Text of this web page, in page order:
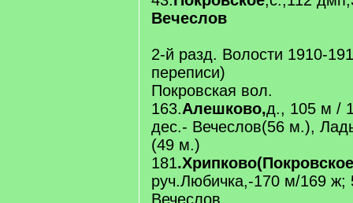
Вечеслов
2-й разд. Волости 1910-
переписи)
Покровская вол.
163.Алешково,д., 105 м /
дес.- Вечеслов(56 м.),
(49 м.)
181
руч.Любичка,-170 м/169 ж;
Вечеслов